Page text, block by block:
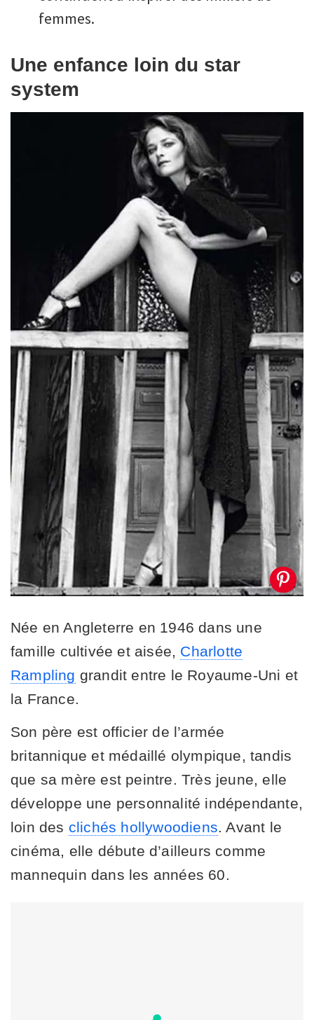
femmes.
Une enfance loin du star
system
Née en Angleterre en 1946 dans une
famille cultivée et aisée, Charlotte
Rampling grandit entre le Royaume-Uni et
la France.
Son père est officier de l’armée
britannique et médaillé olympique, tandis
que sa mère est peintre. Très jeune, elle
développe une personnalité indépendante,
loin des clichés hollywoodiens. Avant le
cinéma, elle débute d’ailleurs comme
mannequin dans les années 60.